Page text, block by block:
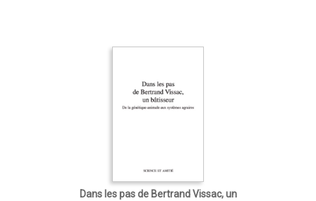
Dans les pas de Bertrand Vissac, un